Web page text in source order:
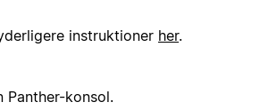
instruktioner her.
Panther-konsol.